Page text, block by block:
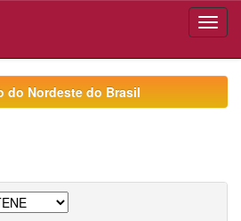
do Nordeste do Brasil